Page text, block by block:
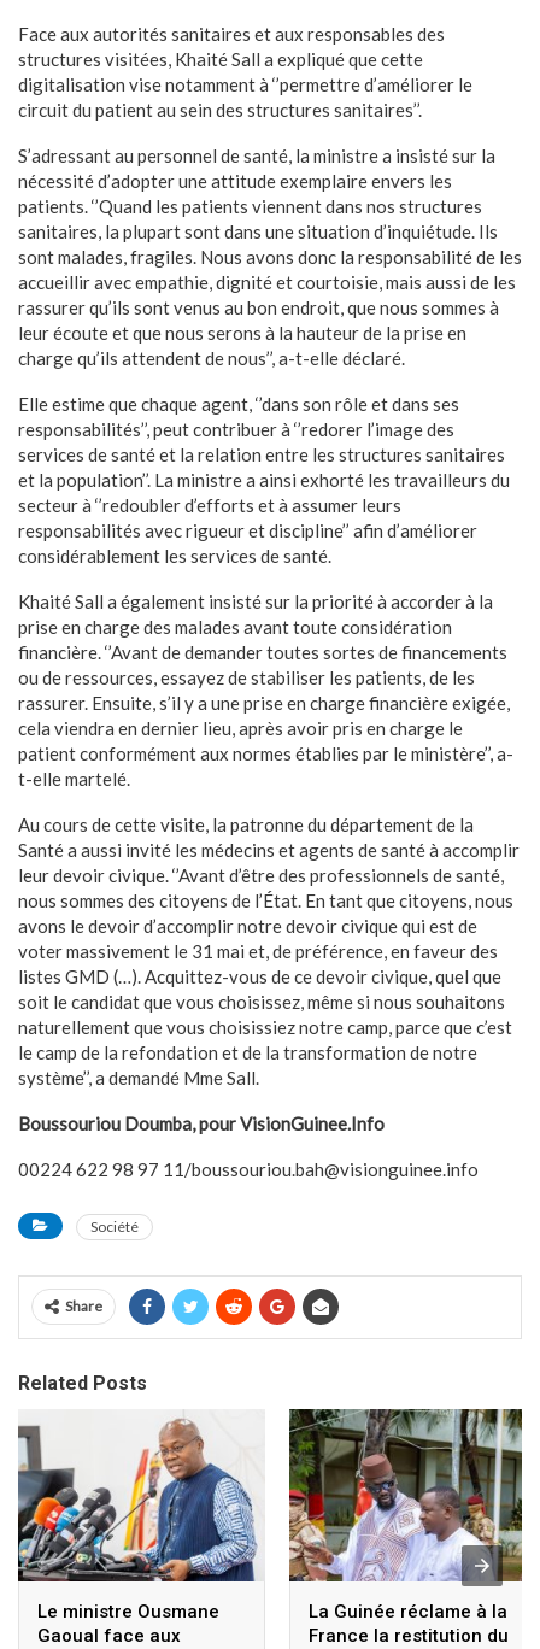
Face aux autorités sanitaires et aux responsables des
structures visitées, Khaité Sall a expliqué que cette
digitalisation vise notamment à ‘’permettre d’améliorer le
circuit du patient au sein des structures sanitaires’’.
S’adressant au personnel de santé, la ministre a insisté sur la
nécessité d’adopter une attitude exemplaire envers les
patients. ‘’Quand les patients viennent dans nos structures
sanitaires, la plupart sont dans une situation d’inquiétude. Ils
sont malades, fragiles. Nous avons donc la responsabilité de les
accueillir avec empathie, dignité et courtoisie, mais aussi de les
rassurer qu’ils sont venus au bon endroit, que nous sommes à
leur écoute et que nous serons à la hauteur de la prise en
charge qu’ils attendent de nous’’, a-t-elle déclaré.
Elle estime que chaque agent, ‘’dans son rôle et dans ses
responsabilités’’, peut contribuer à ‘’redorer l’image des
services de santé et la relation entre les structures sanitaires
et la population’’. La ministre a ainsi exhorté les travailleurs du
secteur à ‘’redoubler d’efforts et à assumer leurs
responsabilités avec rigueur et discipline’’ afin d’améliorer
considérablement les services de santé.
Khaité Sall a également insisté sur la priorité à accorder à la
prise en charge des malades avant toute considération
financière. ‘’Avant de demander toutes sortes de financements
ou de ressources, essayez de stabiliser les patients, de les
rassurer. Ensuite, s’il y a une prise en charge financière exigée,
cela viendra en dernier lieu, après avoir pris en charge le
patient conformément aux normes établies par le ministère’’, a-
t-elle martelé.
Au cours de cette visite, la patronne du département de la
Santé a aussi invité les médecins et agents de santé à accomplir
leur devoir civique. ‘’Avant d’être des professionnels de santé,
nous sommes des citoyens de l’État. En tant que citoyens, nous
avons le devoir d’accomplir notre devoir civique qui est de
voter massivement le 31 mai et, de préférence, en faveur des
listes GMD (…). Acquittez-vous de ce devoir civique, quel que
soit le candidat que vous choisissez, même si nous souhaitons
naturellement que vous choisissiez notre camp, parce que c’est
le camp de la refondation et de la transformation de notre
système’’, a demandé Mme Sall.
Boussouriou Doumba, pour VisionGuinee.Info
00224 622 98 97 11/boussouriou.bah@visionguinee.info
Société
Share
Related Posts
Le ministre Ousmane
Gaoual face aux
La Guinée réclame à la
France la restitution du